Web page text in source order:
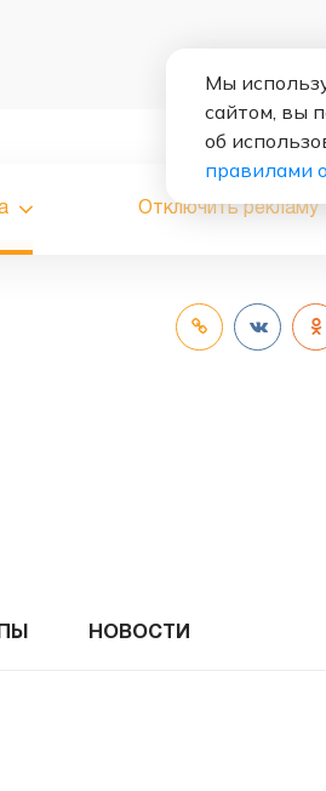
Отключить рекламу
НОВОСТИ
Мы
сайтом, вы
об
правилами